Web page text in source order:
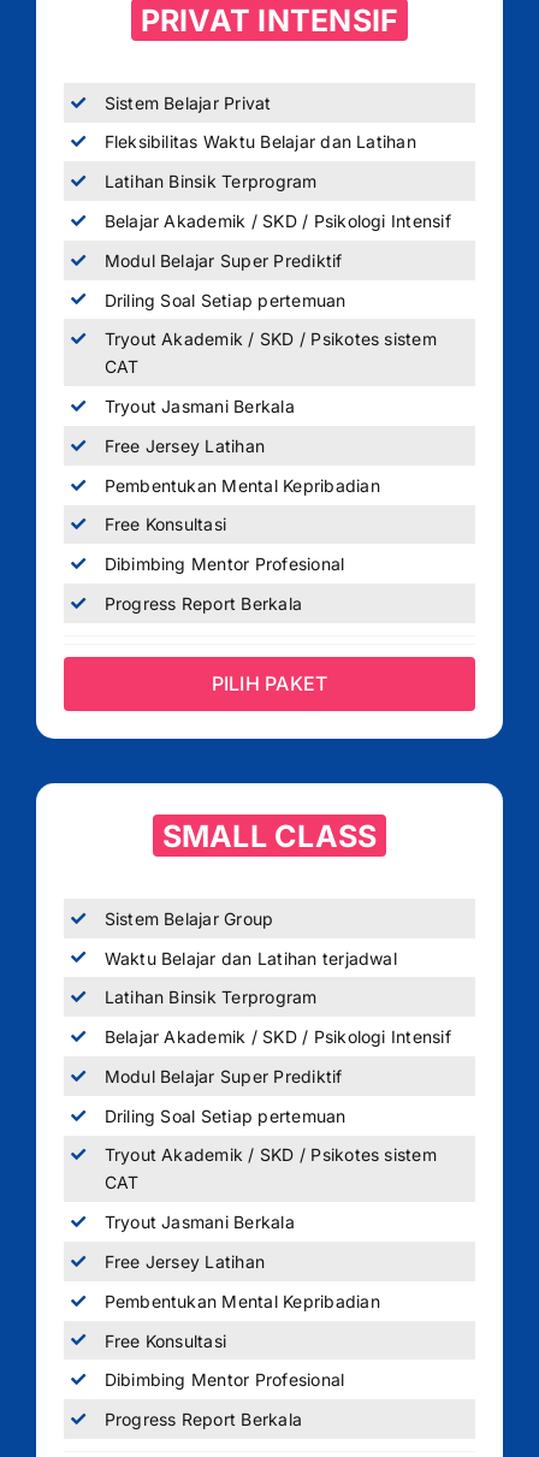
PRIVAT INTENSIF
Sistem Belajar Privat
Fleksibilitas Waktu Belajar dan Latihan
Latihan Binsik Terprogram
Belajar Akademik / SKD / Psikologi Intensif
Modul Belajar Super Prediktif
Driling Soal Setiap pertemuan
Tryout Akademik / SKD / Psikotes sistem
CAT
Tryout Jasmani Berkala
Free Jersey Latihan
Pembentukan Mental Kepribadian
Free Konsultasi
Dibimbing Mentor Profesional
Progress Report Berkala
PILIH PAKET
SMALL CLASS
Sistem Belajar Group
Waktu Belajar dan Latihan terjadwal
Latihan Binsik Terprogram
Belajar Akademik / SKD / Psikologi Intensif
Modul Belajar Super Prediktif
Driling Soal Setiap pertemuan
Tryout Akademik / SKD / Psikotes sistem
CAT
Tryout Jasmani Berkala
Free Jersey Latihan
Pembentukan Mental Kepribadian
Free Konsultasi
Dibimbing Mentor Profesional
Progress Report Berkala